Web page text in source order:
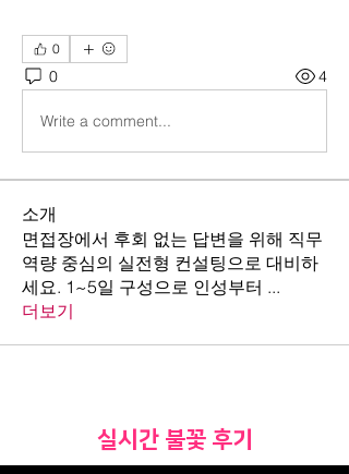
0
0 4
Write a comment...
소개
면접장에서 후회 없는 답변을 위해 직무
역량 중심의 실전형 컨설팅으로 대비하
세요. 1~5일 구성으로 인성부터 ...
더보기
​실시간 불꽃 후기